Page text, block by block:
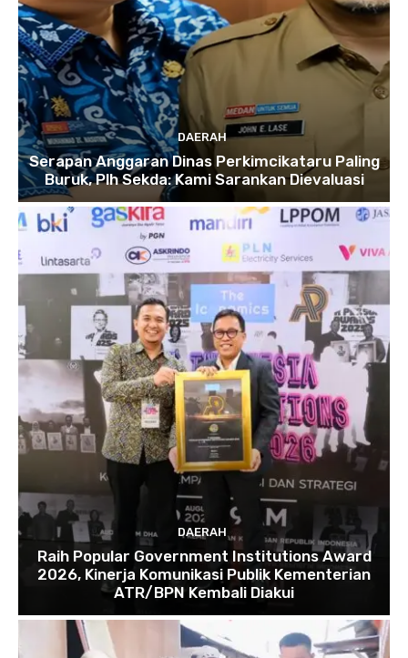
DAERAH
Serapan Anggaran Dinas Perkimcikataru Paling
Buruk, Plh Sekda: Kami Sarankan Dievaluasi
DAERAH
Raih Popular Government Institutions Award
2026, Kinerja Komunikasi Publik Kementerian
ATR/BPN Kembali Diakui